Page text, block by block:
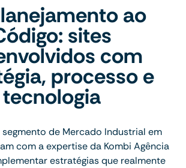
ao
sites
com
processo e
tecnologia
segmento de Mercado Industrial em
com a expertise da Kombi Agência
estratégias que realmente